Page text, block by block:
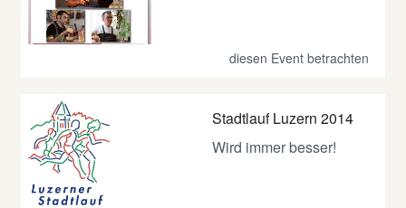
diesen Event betrachten
Stadtlauf Luzern 2014
Wird immer besser!